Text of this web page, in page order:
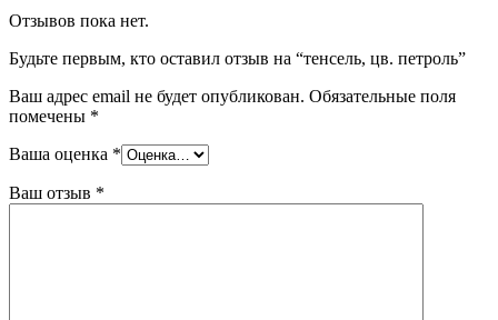
Отзывов пока нет.
Будьте первым, кто оставил отзыв на “тенсель, цв. петроль”
Ваш адрес email не будет опубликован. Обязательные поля
помечены *
Ваша оценка *
Ваш отзыв *